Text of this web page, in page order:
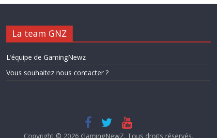
La team GNZ
L’équipe de GamingNewz
Vous souhaitez nous contacter ?
Copyright © 2026 GamingNewZ. Tous droits réservés.